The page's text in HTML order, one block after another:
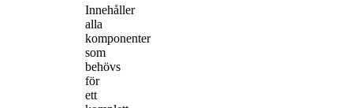
Innehåller
alla
komponenter
som
behövs
för
ett